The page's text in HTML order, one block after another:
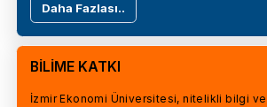
Daha Fazlası..
BİLİME KATKI
İzmir Ekonomi Üniversitesi, nitelikli bilgi